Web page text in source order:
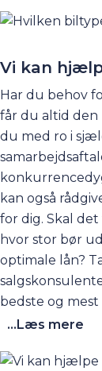
Vi kan
Har du behov
får du altid den
du med ro i
kan også
for dig. Skal
hvor stor bør
optimale lån?
bedste og
tryg ved din
omfattende
...Læs mere